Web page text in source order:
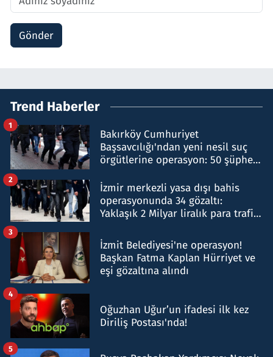
Gönder
Trend Haberler
Bakırköy Cumhuriyet
Başsavcılığı'ndan yeni nesil suç
örgütlerine operasyon: 50 şüpheli
1
İzmir merkezli yasa dışı bahis
operasyonunda 34 gözaltı:
Yaklaşık 2 Milyar liralık para trafiği
2
İzmit Belediyesi'ne operasyon!
Başkan Fatma Kaplan Hürriyet ve
eşi gözaltına alındı
3
Oğuzhan Uğur’un ifadesi ilk kez
Diriliş Postası'nda!
4
5